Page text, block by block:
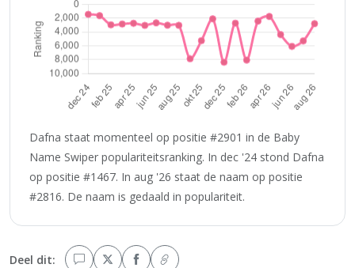
Dafna staat momenteel op positie #2901 in de Baby
Name Swiper populariteitsranking. In dec '24 stond Dafna
op positie #1467. In aug '26 staat de naam op positie
#2816. De naam is gedaald in populariteit.
Deel dit: